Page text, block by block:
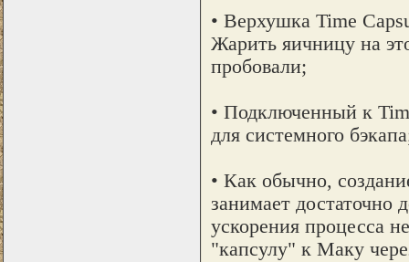
• Верхушка Time
Жарить яичницу на
пробовали;
• Подключенный к
для системного
• Как обычно,
занимает достаточно
ускорения процесса
"капсулу" к Маку